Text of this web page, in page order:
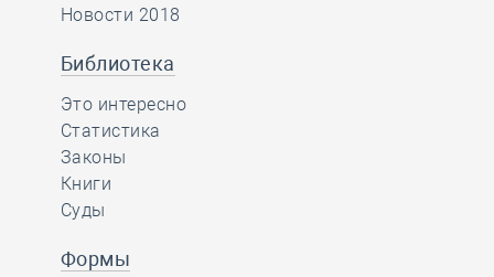
Новости 2018
Библиотека
Это интересно
Статистика
Законы
Книги
Суды
Формы